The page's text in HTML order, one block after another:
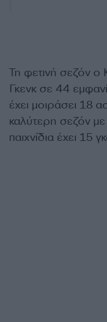
Τη φετινή σεζόν ο
Γκενκ σε 44
έχει μοιράσει 18
καλύτερη σεζόν
παιχνίδια έχει 15